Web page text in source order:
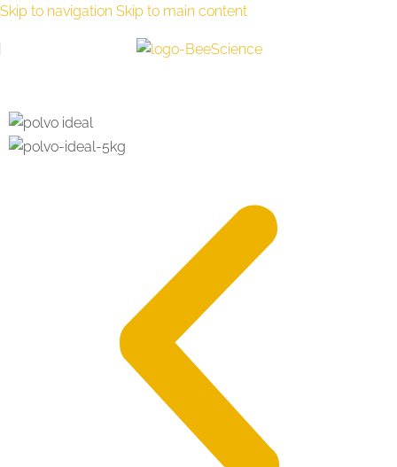
Skip to navigation Skip to main content